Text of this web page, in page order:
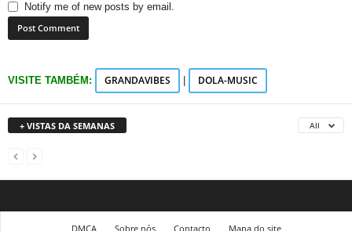
Notify me of new posts by email.
VISITE TAMBÉM: GRANDAVIBES DOLA-MUSIC
+ VISTAS DA SEMANAS All
DMCA Sobre nós Contacto Mapa do site